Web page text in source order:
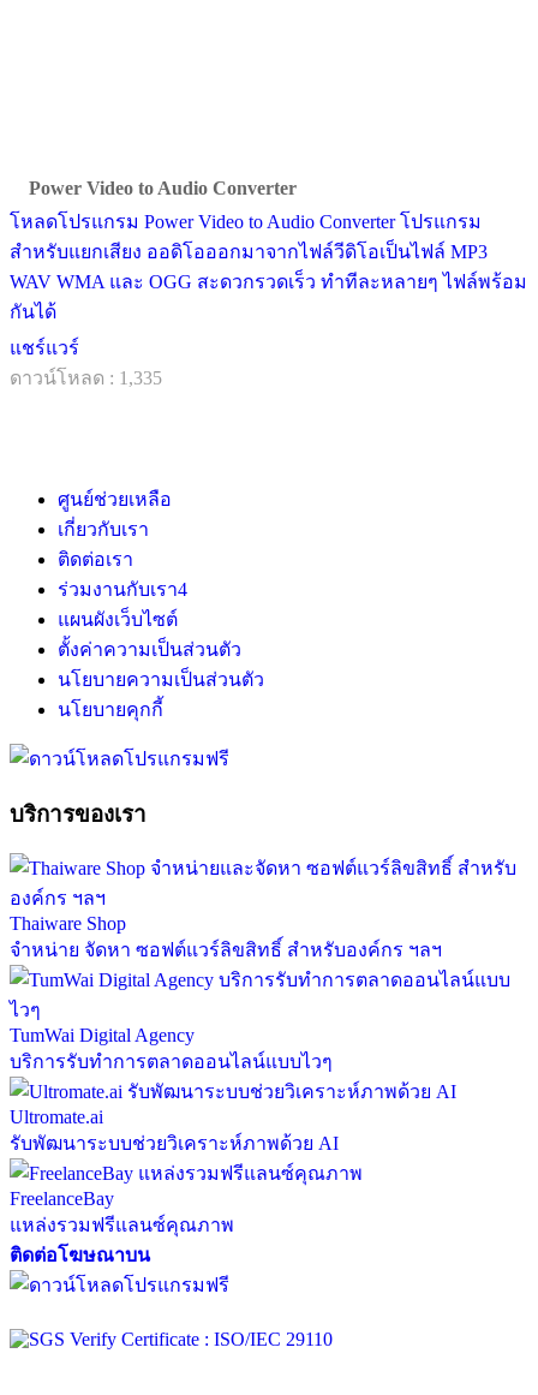
Power Video to Audio Converter
โหลดโปรแกรม Power Video to Audio Converter โปรแกรม
สำหรับแยกเสียง ออดิโอออกมาจากไฟล์วีดิโอเป็นไฟล์ MP3
WAV WMA และ OGG สะดวกรวดเร็ว ทำทีละหลายๆ ไฟล์พร้อม
กันได้
แชร์แวร์
ดาวน์โหลด : 1,335
ศูนย์ช่วยเหลือ
เกี่ยวกับเรา
ติดต่อเรา
ร่วมงานกับเรา4
แผนผังเว็บไซต์
ตั้งค่าความเป็นส่วนตัว
นโยบายความเป็นส่วนตัว
นโยบายคุกกี้
บริการของเรา
Thaiware Shop
จำหน่าย จัดหา ซอฟต์แวร์ลิขสิทธิ์ สำหรับองค์กร ฯลฯ
TumWai Digital Agency
บริการรับทำการตลาดออนไลน์แบบไวๆ
Ultromate.ai
รับพัฒนาระบบช่วยวิเคราะห์ภาพด้วย AI
FreelanceBay
แหล่งรวมฟรีแลนซ์คุณภาพ
ติดต่อโฆษณาบน